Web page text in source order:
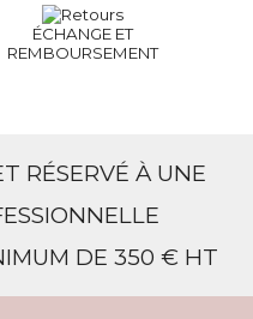
ÉCHANGE ET
REMBOURSEMENT
RÉSERVÉ À UNE
DE 350 € HT